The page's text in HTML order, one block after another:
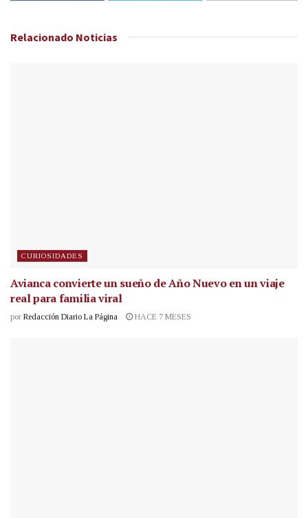
Relacionado Noticias
CURIOSIDADES
Avianca convierte un sueño de Año Nuevo en un viaje
real para familia viral
por Redacción Diario La Página HACE 7 MESES